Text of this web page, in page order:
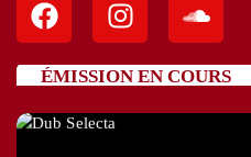
ÉMISSION EN COURS